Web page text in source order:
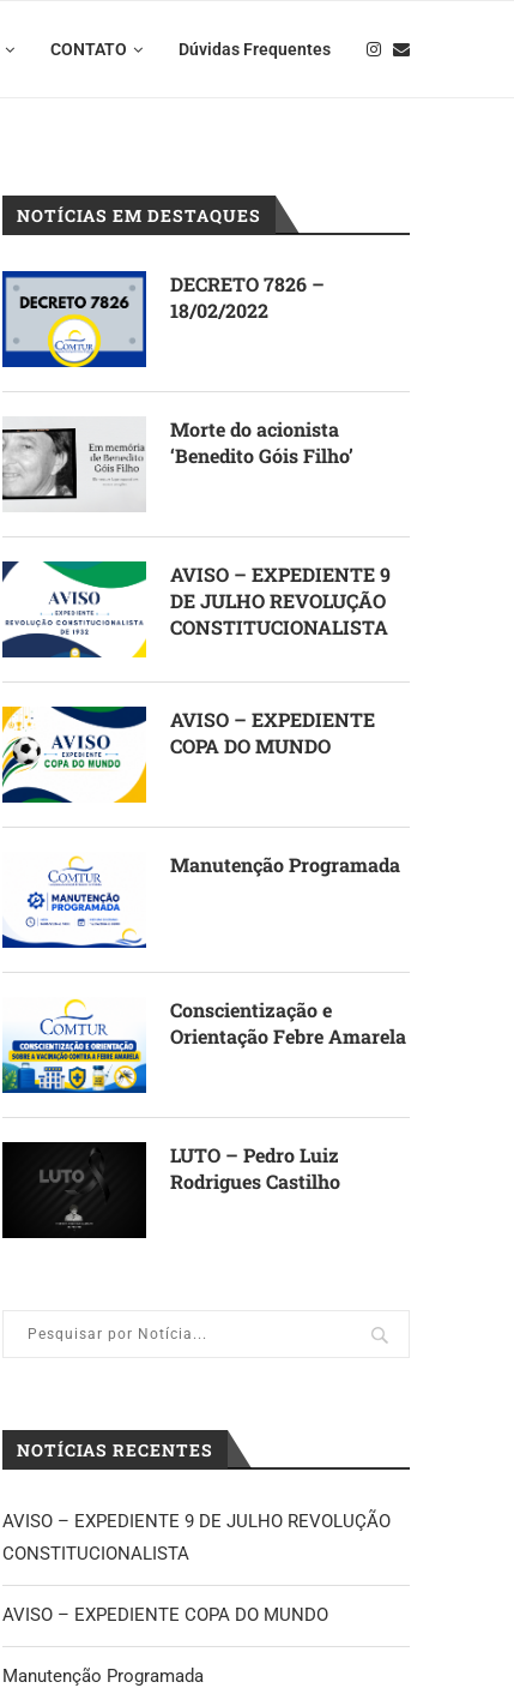
CONTATO Dúvidas Frequentes
NOTÍCIAS EM DESTAQUES
DECRETO 7826 –
18/02/2022
Morte do acionista
‘Benedito Góis Filho’
AVISO – EXPEDIENTE 9
DE JULHO REVOLUÇÃO
CONSTITUCIONALISTA
AVISO – EXPEDIENTE
COPA DO MUNDO
Manutenção Programada
Conscientização e
Orientação Febre Amarela
LUTO – Pedro Luiz
Rodrigues Castilho
NOTÍCIAS RECENTES
AVISO – EXPEDIENTE 9 DE JULHO REVOLUÇÃO
CONSTITUCIONALISTA
AVISO – EXPEDIENTE COPA DO MUNDO
Manutenção Programada